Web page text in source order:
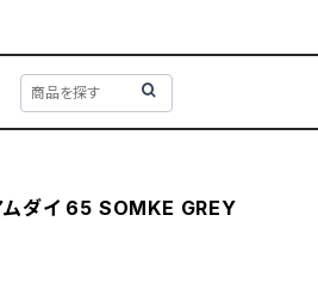
ムダイ 65 SOMKE GREY